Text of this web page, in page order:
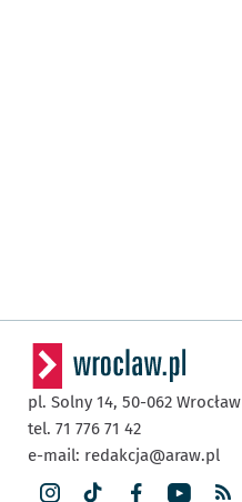
pl. Solny 14, 50-062 Wrocław
tel. 71 776 71 42
e-mail: redakcja@araw.pl